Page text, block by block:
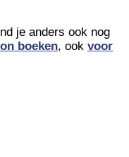
je anders ook nog
boeken, ook voor